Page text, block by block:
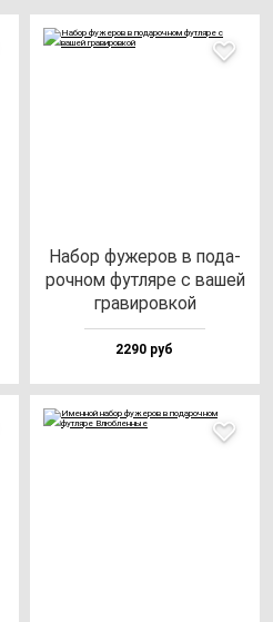
Набор фу­же­ров в по­да­
роч­ном фут­ля­ре с ва­шей
гра­ви­ров­кой
2290 руб